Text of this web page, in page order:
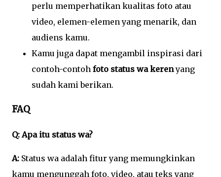
perlu memperhatikan kualitas foto atau
video, elemen-elemen yang menarik, dan
audiens kamu.
Kamu juga dapat mengambil inspirasi dari
contoh-contoh foto status wa kerenyang
sudah kami berikan.
FAQ
Q: Apa itu status wa?
A: Status wa adalah fitur yang memungkinkan
kamu mengunggah foto, video, atau teks yang